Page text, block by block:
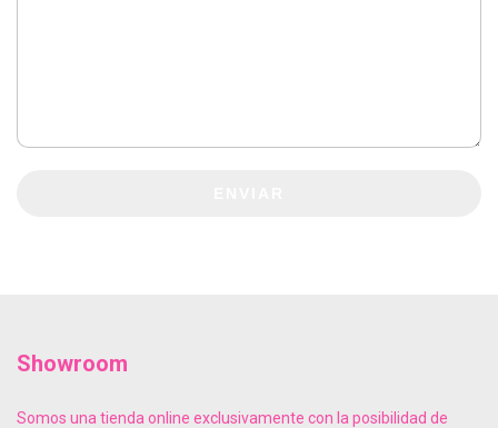
Showroom
Somos una tienda online exclusivamente con la posibilidad de